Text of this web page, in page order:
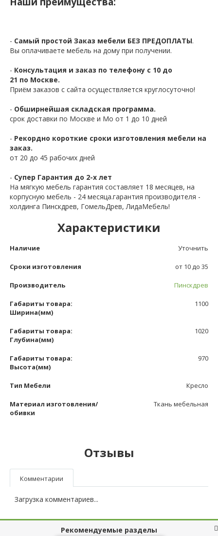
- Самый простой Заказ мебели БЕЗ ПРЕДОПЛАТЫ.
Вы оплачиваете мебель на дому при получении.
- Консультация и заказ по телефону с 10 до
21 по Москве.
Приём заказов с сайта осуществляется круглосуточно!
- Обширнейшая складская программа.
срок доставки по Москве и Мо от 1 до 10 дней
- Рекордно короткие сроки изготовления мебели на
заказ.
от 20 до 45 рабочих дней
- Супер Гарантия до 2-х лет
На мягкую мебель гарантия составляет 18 месяцев, на
корпусную мебель - 24 месяца.гарантия производителя -
холдинга Пинскдрев, ГомельДрев, ЛидаМебель!
Характеристики
Наличие Уточнить
Сроки изготовления от 10 до 35
Производитель Пинскдрев
Габариты товара:
Ширина(мм)
1100
Габариты товара:
Глубина(мм)
1020
Габариты товара:
Высота(мм)
970
Тип Мебели Кресло
Материал изготовления/
обивки
Ткань мебельная
Отзывы
Комментарии
Загрузка комментариев...
Рекомендуемые разделы